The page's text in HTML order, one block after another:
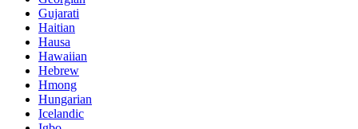
Gujarati
Haitian
Hausa
Hawaiian
Hebrew
Hmong
Hungarian
Icelandic